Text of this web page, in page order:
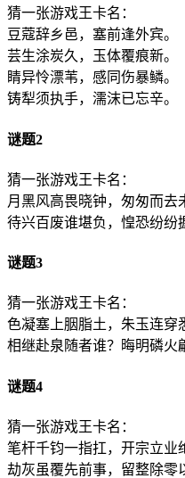
猜一张游戏王卡名：
豆蔻辞乡邑，塞前逢外宾。
芸生涂炭久，玉体覆痕新。
睛异怜漂苇，感同伤暴鳞。
铸犁须执手，濡沫已忘辛。
谜题2
猜一张游戏王卡名：
月黑风高畏晓钟，匆匆而去
待兴百废谁堪负，惶恐纷纷
谜题3
猜一张游戏王卡名：
色凝塞上胭脂土，朱玉连穿
相继赴泉随者谁？晦明磷火
谜题4
猜一张游戏王卡名：
笔杆千钧一指扛，开宗立业
劫灰虽覆先前事，留整除零